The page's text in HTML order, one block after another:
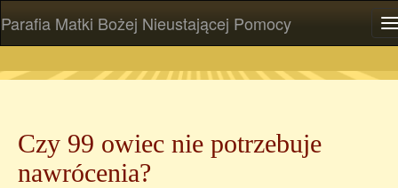
Parafia Matki Bożej Nieustającej Pomocy
Czy 99 owiec nie potrzebuje
nawrócenia?